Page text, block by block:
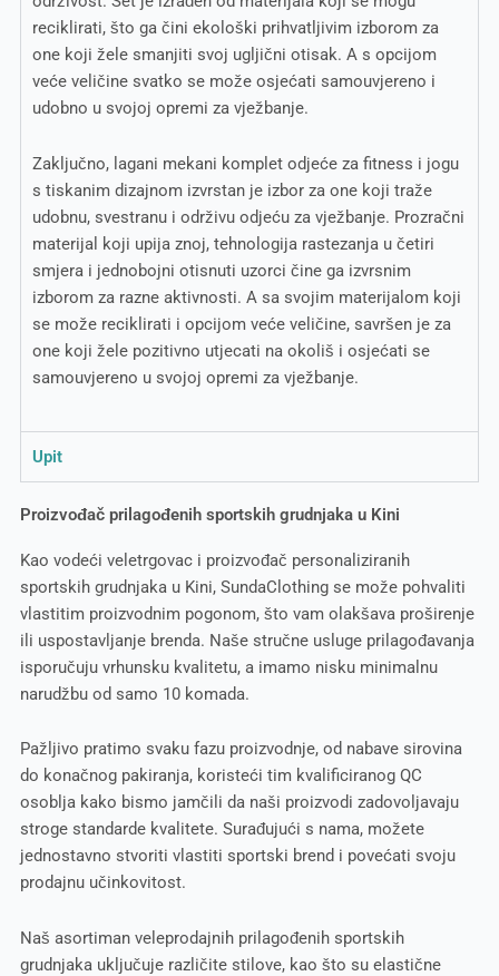
reciklirati, što ga čini ekološki prihvatljivim izborom za
one koji žele smanjiti svoj ugljični otisak. A s opcijom
veće veličine svatko se može osjećati samouvjereno i
udobno u svojoj opremi za vježbanje.
Zaključno, lagani mekani komplet odjeće za fitness i jogu
s tiskanim dizajnom izvrstan je izbor za one koji traže
udobnu, svestranu i održivu odjeću za vježbanje. Prozračni
materijal koji upija znoj, tehnologija rastezanja u četiri
smjera i jednobojni otisnuti uzorci čine ga izvrsnim
izborom za razne aktivnosti. A sa svojim materijalom koji
se može reciklirati i opcijom veće veličine, savršen je za
one koji žele pozitivno utjecati na okoliš i osjećati se
samouvjereno u svojoj opremi za vježbanje.
Upit
Proizvođač prilagođenih sportskih grudnjaka u Kini
Kao vodeći veletrgovac i proizvođač personaliziranih
sportskih grudnjaka u Kini, SundaClothing se može pohvaliti
vlastitim proizvodnim pogonom, što vam olakšava proširenje
ili uspostavljanje brenda. Naše stručne usluge prilagođavanja
isporučuju vrhunsku kvalitetu, a imamo nisku minimalnu
narudžbu od samo 10 komada.
Pažljivo pratimo svaku fazu proizvodnje, od nabave sirovina
do konačnog pakiranja, koristeći tim kvalificiranog QC
osoblja kako bismo jamčili da naši proizvodi zadovoljavaju
stroge standarde kvalitete. Surađujući s nama, možete
jednostavno stvoriti vlastiti sportski brend i povećati svoju
prodajnu učinkovitost.
Naš asortiman veleprodajnih prilagođenih sportskih
grudnjaka uključuje različite stilove, kao što su elastične